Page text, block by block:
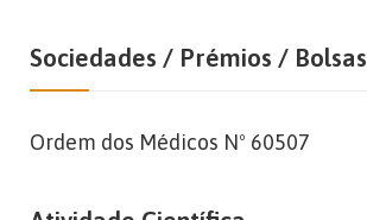
Sociedades / Prémios / Bolsas
Ordem dos Médicos Nº 60507